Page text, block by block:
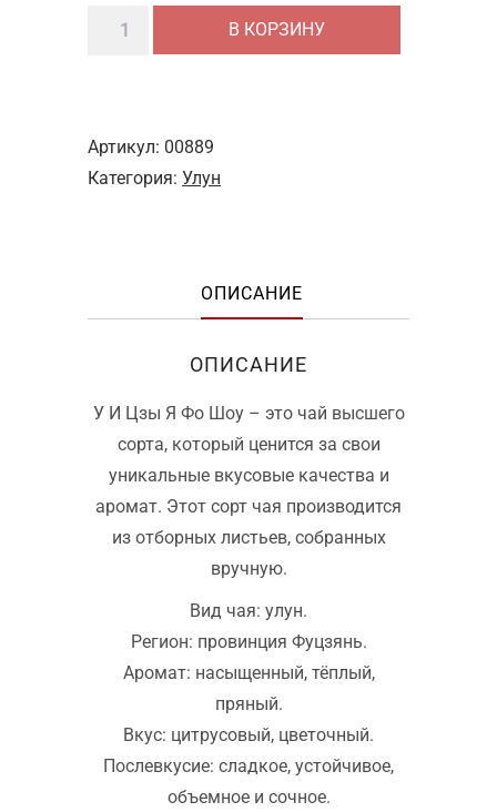
Количество
Цзы
Я
В КОРЗИНУ
Артикул: 00889
Категория: Улун
ОПИСАНИЕ
ОПИСАНИЕ
У И Цзы Я Фо Шоу – это чай высшего
сорта, который ценится за свои
уникальные вкусовые качества и
аромат. Этот сорт чая производится
из отборных листьев, собранных
вручную.
Вид чая: улун.
Регион: провинция Фуцзянь.
Аромат: насыщенный, тёплый,
пряный.
Вкус: цитрусовый, цветочный.
Послевкусие: сладкое, устойчивое,
объемное и сочное.